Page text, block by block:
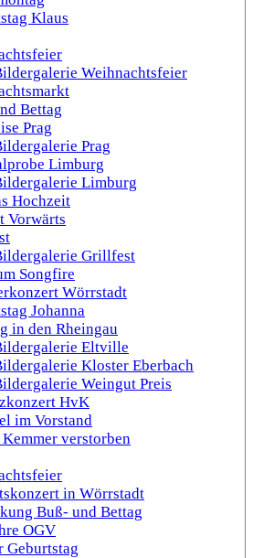
Klaus
Weihnachtsfeier
Bettag
Prag
Prag
Limburg
Limburg
Hochzeit
Vorwärts
Grillfest
Songfire
Wörrstadt
Johanna
in den Rheingau
Eltville
Kloster Eberbach
Weingut Preis
HvK
im Vorstand
verstorben
in Wörrstadt
Buß- und Bettag
OGV
Geburtstag